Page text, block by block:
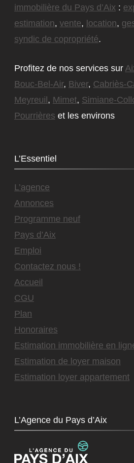
immobilière du Pays d’Aix :
estimation, vente, location,
syndic de copropriété.
Profitez de nos services sur
Bouc-Bel-Air, Biver, Cabriès-
Meyreuil, Mimet, Simiane-
Pourrières et les environs
L’Essentiel
L’agence
Annonces
Programme neuf
Pays d’Aix
Emploi
Contactez nous !
Accueil
CGU
Plan
Honoraires
Estimation immobilière en
Estimation de loyer maison
Estimation loyer appartement
L’Agence du Pays d’Aix